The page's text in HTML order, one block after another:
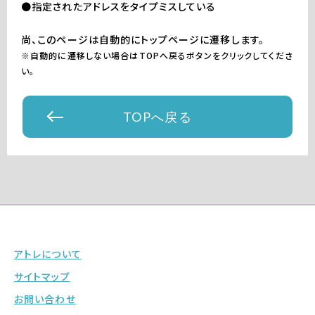
●指定されたアドレスをタイプミスしている
尚、このページは自動的にトップページに遷移します。
※自動的に遷移しない場合はTOPへ戻るボタンをクリックしてくださ
い。
TOPへ戻る
アトレについて
サイトマップ
お問い合わせ